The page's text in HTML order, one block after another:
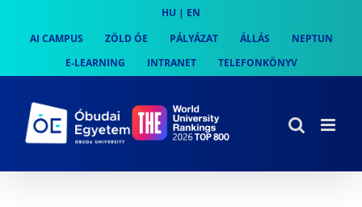
content
HU | EN
AI CAMPUS
ZÖLD ÓE PÁLYÁZAT ÁLLÁS
NEPTUN
E-LEARNING
INTRANET TELEFONKÖNYV